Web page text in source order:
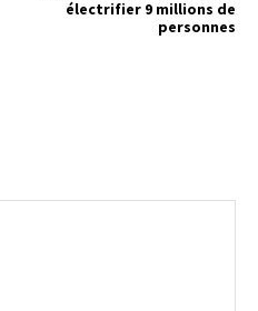
électrifier 9 millions de
personnes